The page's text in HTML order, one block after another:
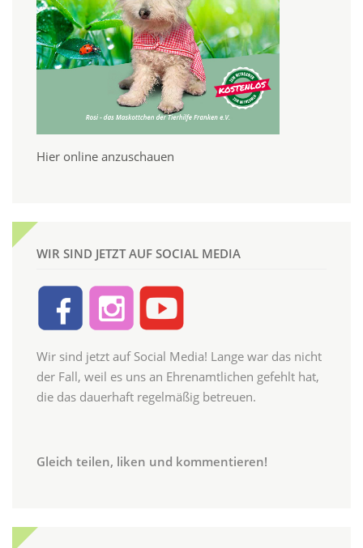
Hier online anzuschauen
WIR SIND JETZT AUF SOCIAL MEDIA
Wir sind jetzt auf Social Media! Lange war das nicht
der Fall, weil es uns an Ehrenamtlichen gefehlt hat,
die das dauerhaft regelmäßig betreuen.
Gleich teilen, liken und kommentieren!